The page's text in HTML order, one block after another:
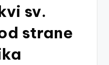
sv.
strane